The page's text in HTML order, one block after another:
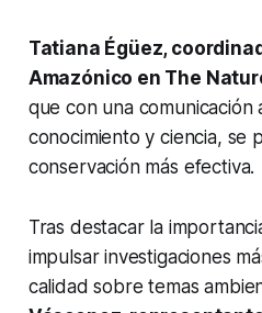
Tatiana Égüez,
Amazónico en The
que con una comunicación
conocimiento y ciencia, se
conservación más efectiva.
Tras destacar la
impulsar investigaciones
calidad sobre temas